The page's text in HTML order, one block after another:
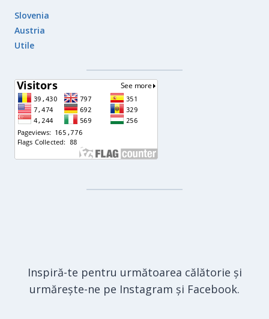
Slovenia
Austria
Utile
Inspiră-te pentru următoarea călătorie și
urmărește-ne pe Instagram și Facebook.